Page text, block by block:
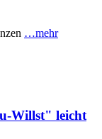
…mehr
Willst" leicht